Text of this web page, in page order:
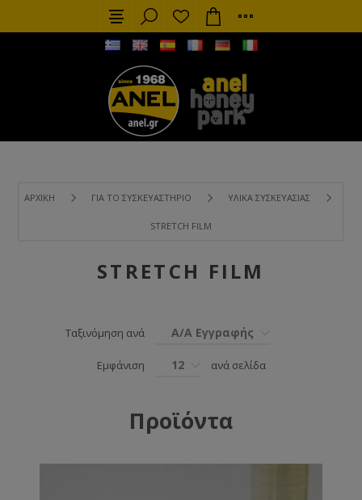
ΑΡΧΙΚΉ ΓΙΑ ΤΟ ΣΥΣΚΕΥΑΣΤΉΡΙΟ ΥΛΙΚΆ ΣΥΣΚΕΥΑΣΊΑΣ
STRETCH FILM
STRETCH FILM
Ταξινόμηση ανά Α/Α Εγγραφής
Εμφάνιση 12 ανά σελίδα
Προϊόντα